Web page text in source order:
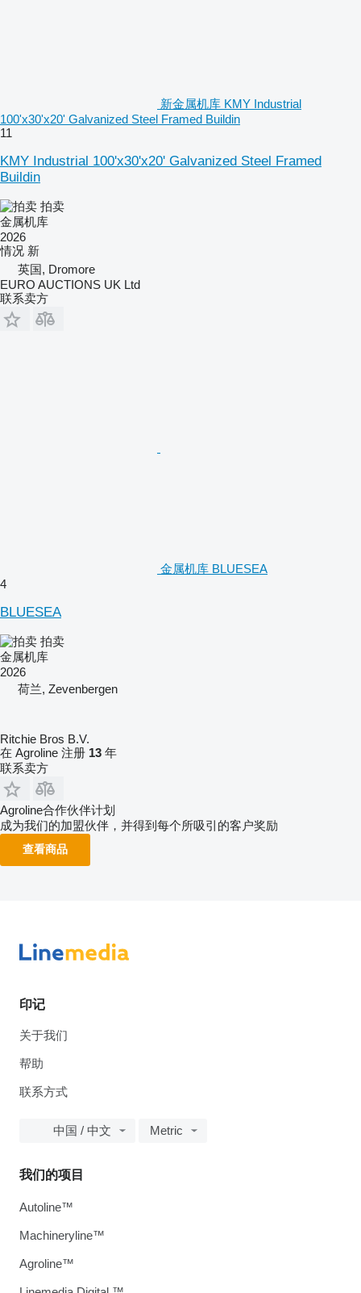
新金属机库 KMY Industrial
100'x30'x20' Galvanized Steel Framed Buildin
11
KMY Industrial 100'x30'x20' Galvanized Steel Framed
Buildin
拍卖
金属机库
2026
情况 新
英国, Dromore
EURO AUCTIONS UK Ltd
联系卖方
金属机库 BLUESEA
4
BLUESEA
拍卖
金属机库
2026
荷兰, Zevenbergen
Ritchie Bros B.V.
在 Agroline 注册 13 年
联系卖方
Agroline合作伙伴计划
成为我们的加盟伙伴，并得到每个所吸引的客户奖励
查看商品
印记
关于我们
帮助
联系方式
中国 / 中文 Metric
我们的项目
Autoline™
Machineryline™
Agroline™